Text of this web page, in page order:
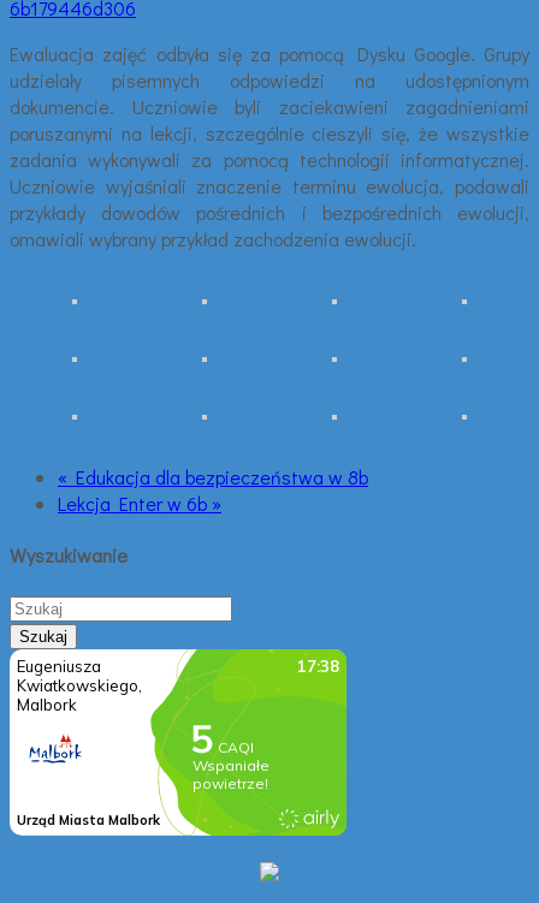
6b179446d306
Ewaluacja zajęć odbyła się za pomocą Dysku Google. Grupy
udzielały pisemnych odpowiedzi na udostępnionym
dokumencie. Uczniowie byli zaciekawieni zagadnieniami
poruszanymi na lekcji, szczególnie cieszyli się, że wszystkie
zadania wykonywali za pomocą technologii informatycznej.
Uczniowie wyjaśniali znaczenie terminu ewolucja, podawali
przykłady dowodów pośrednich i bezpośrednich ewolucji,
omawiali wybrany przykład zachodzenia ewolucji.
« Edukacja dla bezpieczeństwa w 8b
Lekcja Enter w 6b »
Wyszukiwanie